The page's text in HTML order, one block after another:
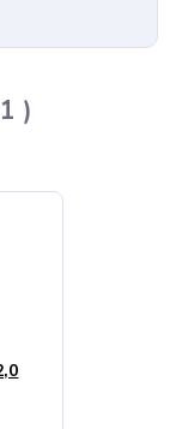
1